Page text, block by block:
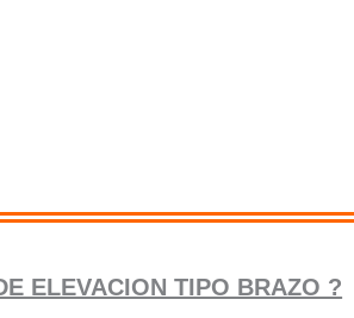
ELEVACION TIPO BRAZO ?​